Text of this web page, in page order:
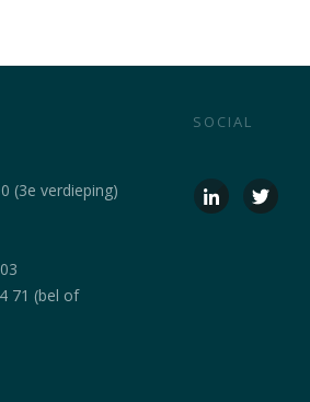
(3e verdieping)
71 (bel of
SOCIAL